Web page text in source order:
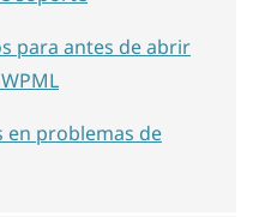
para antes de abrir
en problemas de